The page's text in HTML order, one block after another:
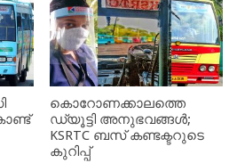
കൊറോണക്കാലത്തെ
ഡ്യൂട്ടി അനുഭവങ്ങൾ;
KSRTC ബസ് കണ്ടക്ടറുടെ
കുറിപ്പ്